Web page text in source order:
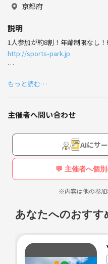
京都府
説明
1人参加が約8割！年齢制限なし！
http://sports-park.jp
LINE ID：@sportspark
@を最初につけ忘れずに
上記IDを検索して、友達追加して
《つなげーと上でのLINE IDの交換・聞き
もっと読む…
主催者へ問い合わせ
AIにサ
💬 主催者へ個
※内容は他の参加
あなたへのおすす